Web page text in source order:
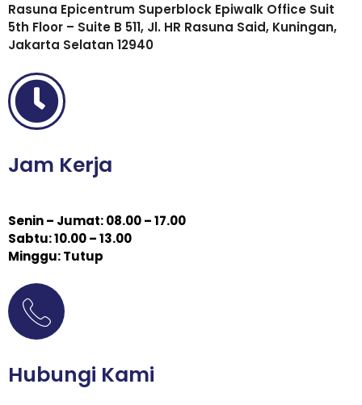
Rasuna Epicentrum Superblock Epiwalk Office Suit
5th Floor – Suite B 511, Jl. HR Rasuna Said, Kuningan,
Jakarta Selatan 12940
Jam Kerja
Senin – Jumat: 08.00 – 17.00
Sabtu: 10.00 – 13.00
Minggu: Tutup
Hubungi Kami